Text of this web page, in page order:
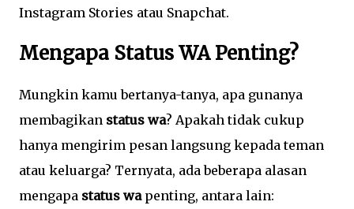
Instagram Stories atau Snapchat.
Mengapa Status WA Penting?
Mungkin kamu bertanya-tanya, apa gunanya
membagikan status wa? Apakah tidak cukup
hanya mengirim pesan langsung kepada teman
atau keluarga? Ternyata, ada beberapa alasan
mengapa status wapenting, antara lain: